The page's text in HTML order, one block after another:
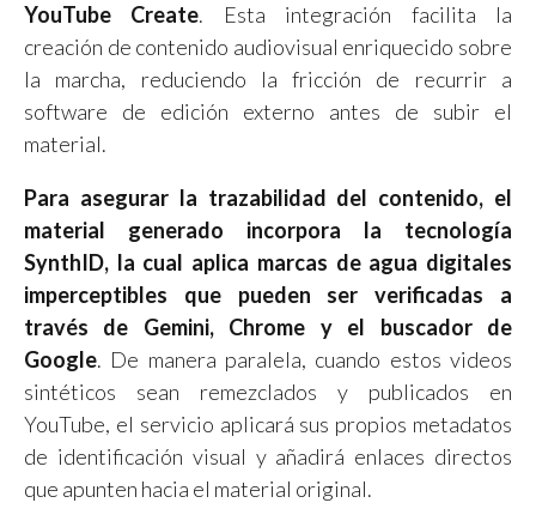
YouTube Create. Esta integración facilita la
creación de contenido audiovisual enriquecido sobre
la marcha, reduciendo la fricción de recurrir a
software de edición externo antes de subir el
material.
Para asegurar la trazabilidad del contenido, el
material generado incorpora la tecnología
SynthID, la cual aplica marcas de agua digitales
imperceptibles que pueden ser verificadas a
través de Gemini, Chrome y el buscador de
Google. De manera paralela, cuando estos videos
sintéticos sean remezclados y publicados en
YouTube, el servicio aplicará sus propios metadatos
de identificación visual y añadirá enlaces directos
que apunten hacia el material original.